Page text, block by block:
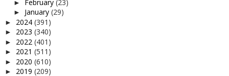
► February (23)
► January (29)
► 2024 (391)
► 2023 (340)
► 2022 (401)
► 2021 (511)
► 2020 (610)
► 2019 (209)